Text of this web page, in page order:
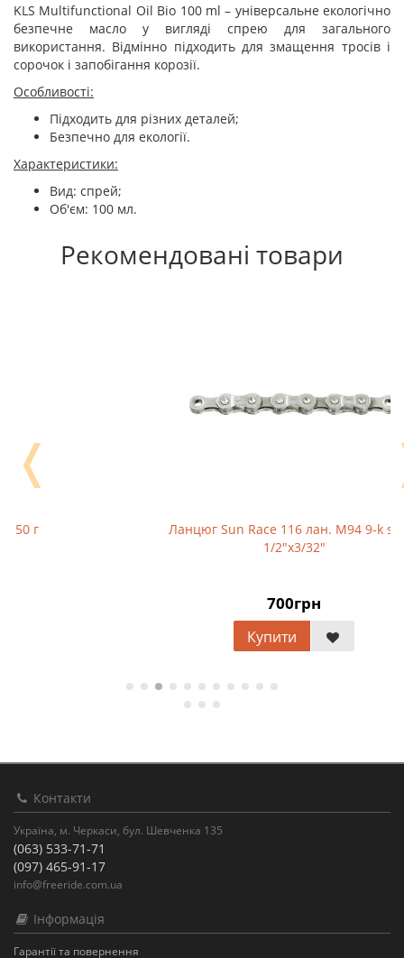
KLS Multifunctional Oil Bio 100 ml – універсальне екологічно
безпечне масло у вигляді спрею для загального
використання. Відмінно підходить для змащення тросів і
сорочок і запобігання корозії.
Особливості:
Підходить для різних деталей;
Безпечно для екології.
Характеристики:
Вид: спрей;
Об'єм: 100 мл.
Рекомендовані товари
Ланцюг Sun Race 116 лан. M94 9-k silver
❬
Контакти
Україна, м. Черкаси, бул. Шевченка 135
(063) 533-71-71
(097) 465-91-17
info@freeride.com.ua
Інформація
Гарантії та повернення